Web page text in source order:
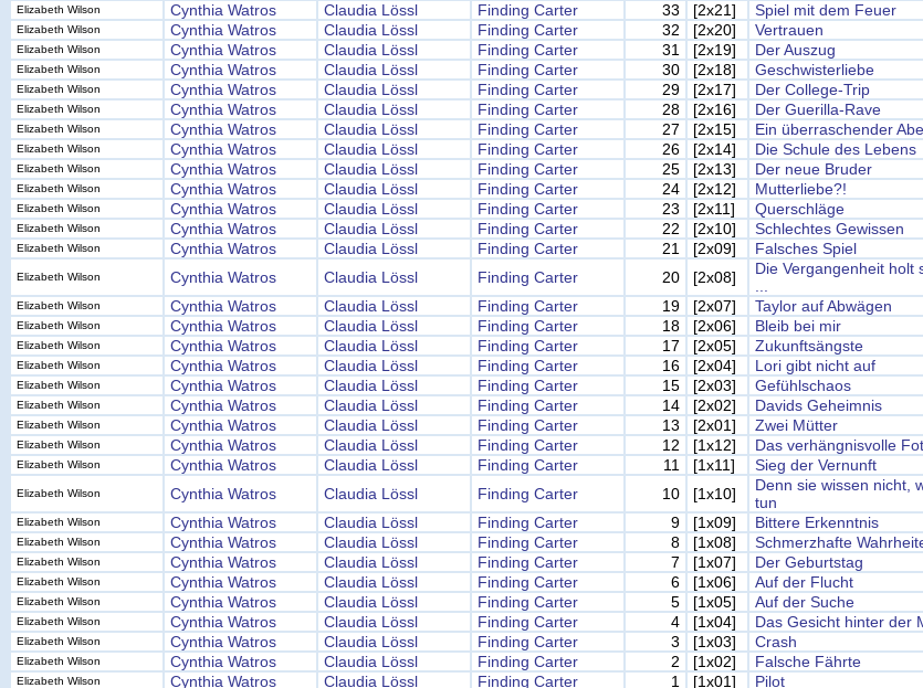
Elizabeth Wilson Cynthia Watros Claudia Lössl Finding Carter 33 [2x21] Spiel mit dem Feuer
Elizabeth Wilson Cynthia Watros Claudia Lössl Finding Carter 32 [2x20] Vertrauen
Elizabeth Wilson Cynthia Watros Claudia Lössl Finding Carter 31 [2x19] Der Auszug
Elizabeth Wilson Cynthia Watros Claudia Lössl Finding Carter 30 [2x18] Geschwisterliebe
Elizabeth Wilson Cynthia Watros Claudia Lössl Finding Carter 29 [2x17] Der College-Trip
Elizabeth Wilson Cynthia Watros Claudia Lössl Finding Carter 28 [2x16] Der Guerilla-Rave
Elizabeth Wilson Cynthia Watros Claudia Lössl Finding Carter 27 [2x15] Ein überraschender
Elizabeth Wilson Cynthia Watros Claudia Lössl Finding Carter 26 [2x14] Die Schule des Lebens
Elizabeth Wilson Cynthia Watros Claudia Lössl Finding Carter 25 [2x13] Der neue Bruder
Elizabeth Wilson Cynthia Watros Claudia Lössl Finding Carter 24 [2x12] Mutterliebe?!
Elizabeth Wilson Cynthia Watros Claudia Lössl Finding Carter 23 [2x11] Querschläge
Elizabeth Wilson Cynthia Watros Claudia Lössl Finding Carter 22 [2x10] Schlechtes Gewissen
Elizabeth Wilson Cynthia Watros Claudia Lössl Finding Carter 21 [2x09] Falsches Spiel
Elizabeth Wilson Cynthia Watros Claudia Lössl Finding Carter 20 [2x08]
Die Vergangenheit holt
Elizabeth Wilson Cynthia Watros Claudia Lössl Finding Carter 19 [2x07] Taylor auf Abwägen
Elizabeth Wilson Cynthia Watros Claudia Lössl Finding Carter 18 [2x06] Bleib bei mir
Elizabeth Wilson Cynthia Watros Claudia Lössl Finding Carter 17 [2x05] Zukunftsängste
Elizabeth Wilson Cynthia Watros Claudia Lössl Finding Carter 16 [2x04] Lori gibt nicht auf
Elizabeth Wilson Cynthia Watros Claudia Lössl Finding Carter 15 [2x03] Gefühlschaos
Elizabeth Wilson Cynthia Watros Claudia Lössl Finding Carter 14 [2x02] Davids Geheimnis
Elizabeth Wilson Cynthia Watros Claudia Lössl Finding Carter 13 [2x01] Zwei Mütter
Elizabeth Wilson Cynthia Watros Claudia Lössl Finding Carter 12 [1x12] Das verhängnisvolle
Elizabeth Wilson Cynthia Watros Claudia Lössl Finding Carter 11 [1x11] Sieg der Vernunft
Elizabeth Wilson Cynthia Watros Claudia Lössl Finding Carter 10 [1x10]
Denn sie wissen nicht,
tun
Elizabeth Wilson Cynthia Watros Claudia Lössl Finding Carter 9 [1x09] Bittere Erkenntnis
Elizabeth Wilson Cynthia Watros Claudia Lössl Finding Carter 8 [1x08] Schmerzhafte
Elizabeth Wilson Cynthia Watros Claudia Lössl Finding Carter 7 [1x07] Der Geburtstag
Elizabeth Wilson Cynthia Watros Claudia Lössl Finding Carter 6 [1x06] Auf der Flucht
Elizabeth Wilson Cynthia Watros Claudia Lössl Finding Carter 5 [1x05] Auf der Suche
Elizabeth Wilson Cynthia Watros Claudia Lössl Finding Carter 4 [1x04] Das Gesicht hinter der
Elizabeth Wilson Cynthia Watros Claudia Lössl Finding Carter 3 [1x03] Crash
Elizabeth Wilson Cynthia Watros Claudia Lössl Finding Carter 2 [1x02] Falsche Fährte
Elizabeth Wilson Cynthia Watros Claudia Lössl Finding Carter 1 [1x01] Pilot